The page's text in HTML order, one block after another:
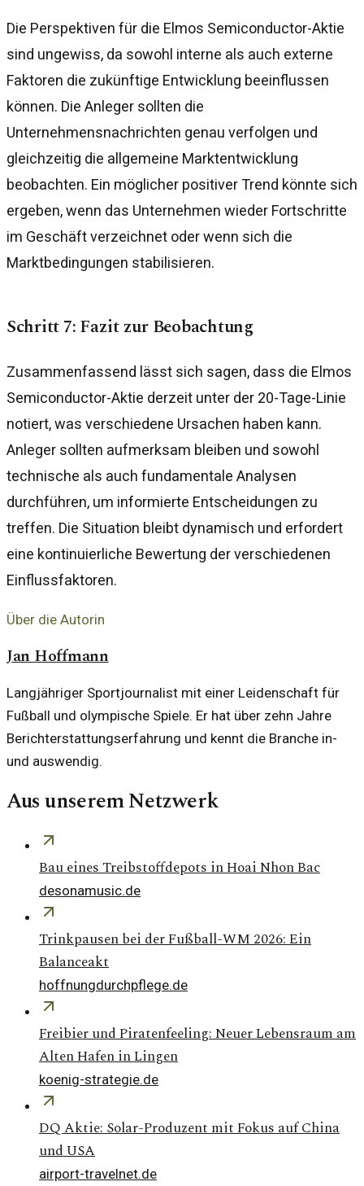
Die Perspektiven für die Elmos Semiconductor-Aktie
sind ungewiss, da sowohl interne als auch externe
Faktoren die zukünftige Entwicklung beeinflussen
können. Die Anleger sollten die
Unternehmensnachrichten genau verfolgen und
gleichzeitig die allgemeine Marktentwicklung
beobachten. Ein möglicher positiver Trend könnte sich
ergeben, wenn das Unternehmen wieder Fortschritte
im Geschäft verzeichnet oder wenn sich die
Marktbedingungen stabilisieren.
Schritt 7: Fazit zur Beobachtung
Zusammenfassend lässt sich sagen, dass die Elmos
Semiconductor-Aktie derzeit unter der 20-Tage-Linie
notiert, was verschiedene Ursachen haben kann.
Anleger sollten aufmerksam bleiben und sowohl
technische als auch fundamentale Analysen
durchführen, um informierte Entscheidungen zu
treffen. Die Situation bleibt dynamisch und erfordert
eine kontinuierliche Bewertung der verschiedenen
Einflussfaktoren.
Über die Autorin
Jan Hoffmann
Langjähriger Sportjournalist mit einer Leidenschaft für
Fußball und olympische Spiele. Er hat über zehn Jahre
Berichterstattungserfahrung und kennt die Branche in-
und auswendig.
Aus unserem Netzwerk
Bau eines Treibstoffdepots in Hoai Nhon Bac
desonamusic.de
Trinkpausen bei der Fußball-WM 2026: Ein
Balanceakt
hoffnungdurchpflege.de
Freibier und Piratenfeeling: Neuer Lebensraum am
Alten Hafen in Lingen
koenig-strategie.de
DQ Aktie: Solar-Produzent mit Fokus auf China
und USA
airport-travelnet.de